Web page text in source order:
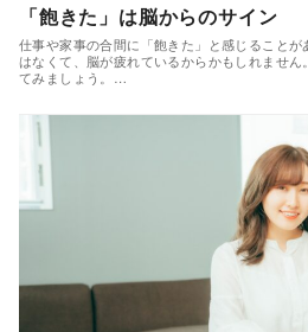
「飽きた」は脳からのサイン
仕事や家事の合間に「飽きた」と感じること
はなくて、脳が疲れているからかもしれませ
てみましょう。…